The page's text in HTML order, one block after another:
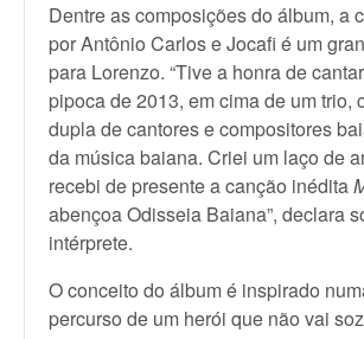
Dentre as composições do álbum, a
por Antônio Carlos e Jocafi é um
para Lorenzo. “Tive a honra de
pipoca de 2013, em cima de um trio,
dupla de cantores e compositores
da música baiana. Criei um laço de
recebi de presente a canção inédita
abençoa Odisseia Baiana”, declara
intérprete.
O conceito do álbum é inspirado
percurso de um herói que não vai